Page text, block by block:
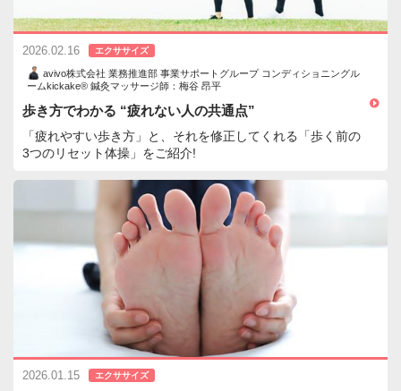
2026.02.16 エクササイズ
avivo株式会社 業務推進部 事業サポートグループ コンディショニングル
ームkickake® 鍼灸マッサージ師：梅谷 昂平
歩き方でわかる “疲れない人の共通点”
「疲れやすい歩き方」と、それを修正してくれる「歩く前の
3つのリセット体操」をご紹介!
2026.01.15 エクササイズ